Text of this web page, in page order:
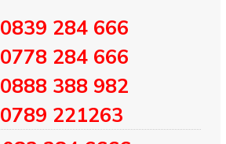
0839 284 666
0778 284 666
0888 388 982
0789 221263